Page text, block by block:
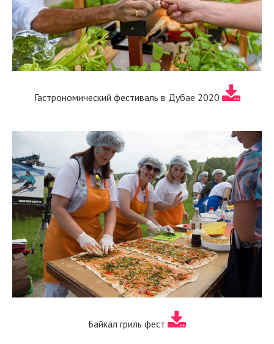
Гастрономический фестиваль в Дубае 2020
Байкал гриль фест